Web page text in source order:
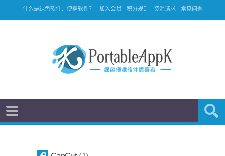
什么是绿色软件、便携软件？ 加入会员 积分规则 资源请求 常见问题